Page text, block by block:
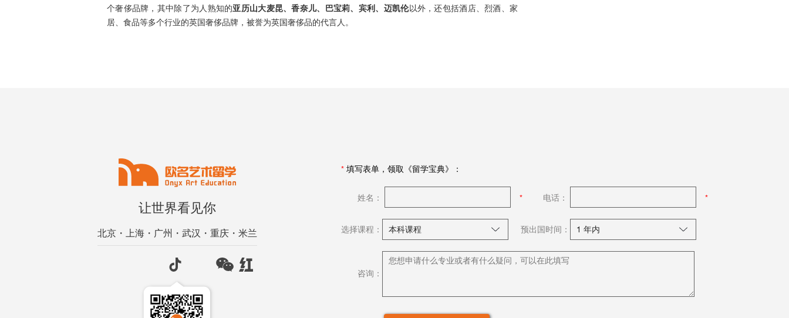
个奢侈品牌，其中除了为人熟知的亚历山大麦昆、香奈儿、巴宝莉、宾利、迈凯伦以外，还包括酒店、烈酒、家
居、食品等多个行业的英国奢侈品牌，被誉为英国奢侈品的代言人。
让世界看见你
北京・上海・广州・武汉・重庆・米兰
*填写表单，领取《留学宝典》：
姓名： 电话：
选择课程： 预出国时间：
咨询：